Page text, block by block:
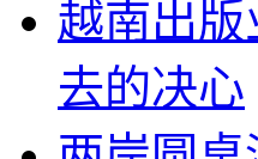
越南出
去的决心